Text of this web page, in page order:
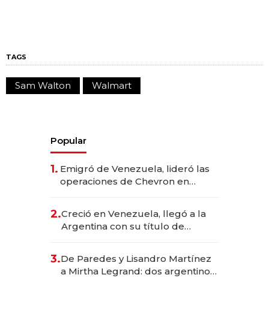
TAGS
Sam Walton Walmart
Popular
1. Emigró de Venezuela, lideró las
operaciones de Chevron en
2.Creció en Venezuela, llegó a la
Argentina con su título de
las marcas "fast premium"
3.De Paredes y Lisandro Martínez
a Mirtha Legrand: dos argentinos